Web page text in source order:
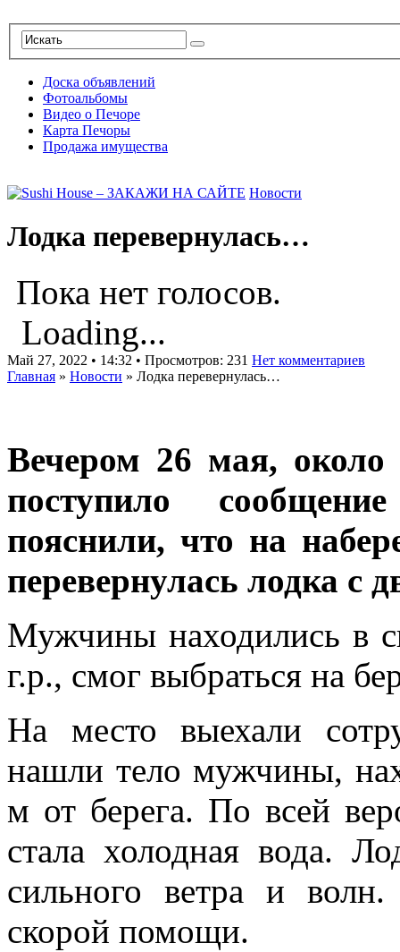
Доска объявлений
Фотоальбомы
Видео о Печоре
Карта Печоры
Продажа имущества
Новости
Лодка перевернулась…
Пока нет голосов.
Loading...
Май 27, 2022 • 14:32 • Просмотров: 231 Нет комментариев
Главная » Новости » Лодка перевернулась…
Вечером 26 мая, около
поступило
пояснили, что на
перевернулась лодка с
Мужчины находились в
г.р., смог выбраться на
На место выехали
нашли тело мужчины,
м от берега. По всей
стала холодная вода.
сильного ветра и
скорой помощи.